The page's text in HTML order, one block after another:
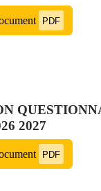
PDF
2027
PDF